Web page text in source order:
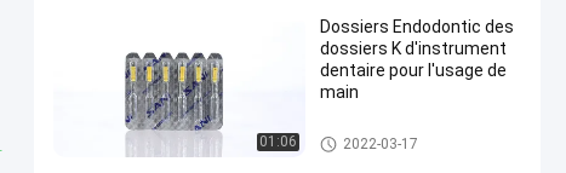
01:06
Dossiers Endodontic des
dossiers K d'instrument
dentaire pour l'usage de
main
Dossiers dentaires de K
2022-03-17